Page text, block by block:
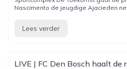
Nascimento de jeugdige Ajacieden
Lees verder
LIVE | FC Den Bosch haalt